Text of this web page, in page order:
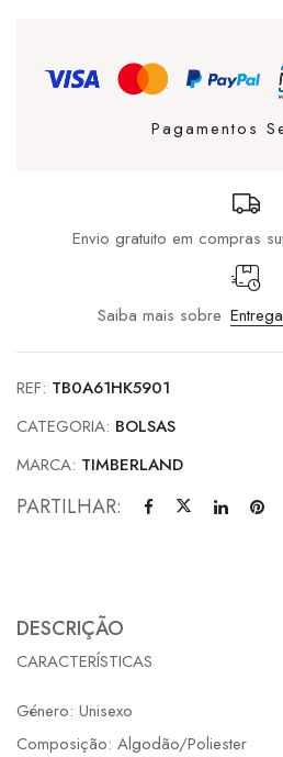
Pagamentos
Envio gratuito em compras
Saiba mais sobre
REF: TB0A61HK5901
CATEGORIA: BOLSAS
MARCA: TIMBERLAND
PARTILHAR:
DESCRIÇÃO
CARACTERÍSTICAS
Género: Unisexo
Composição: Algodão/Poliester